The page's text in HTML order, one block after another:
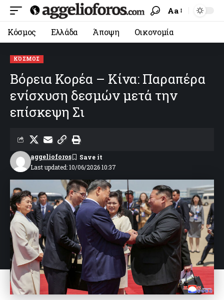
Aa
Κόσμος Ελλάδα Άποψη Οικονομία
ΚΌΣΜΟΣ
Βόρεια Κορέα – Κίνα: Παραπέρα
ενίσχυση δεσμών μετά την
επίσκεψη Σι
Last updated: 10/06/2026 10:37
aggelioforos